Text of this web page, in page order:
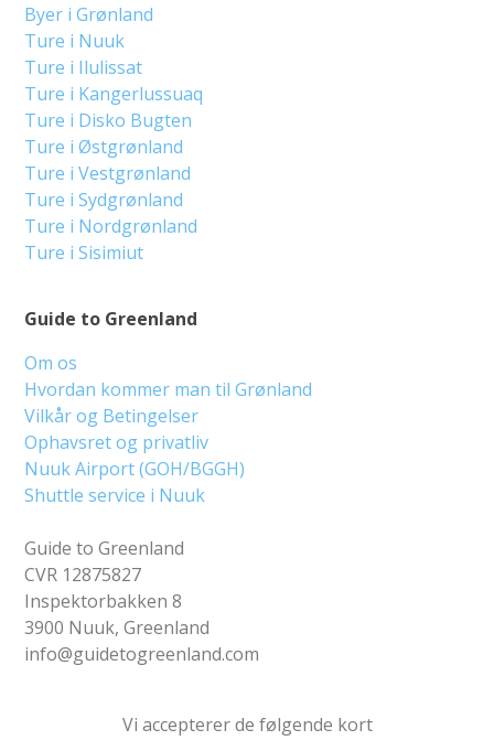
Guide to Greenland
Om os
Hvordan kommer man til Grønland
Vilkår og Betingelser
Ophavsret og privatliv
Nuuk Airport (GOH/BGGH)
Shuttle service i Nuuk
Guide to Greenland
CVR 12875827
Inspektorbakken 8
3900 Nuuk, Greenland
info@guidetogreenland.com
Byer i Grønland
Ture i Nuuk
Ture i Ilulissat
Ture i Kangerlussuaq
Ture i Disko Bugten
Ture i Østgrønland
Ture i Vestgrønland
Ture i Sydgrønland
Ture i Nordgrønland
Ture i Sisimiut
Vi accepterer de følgende kort